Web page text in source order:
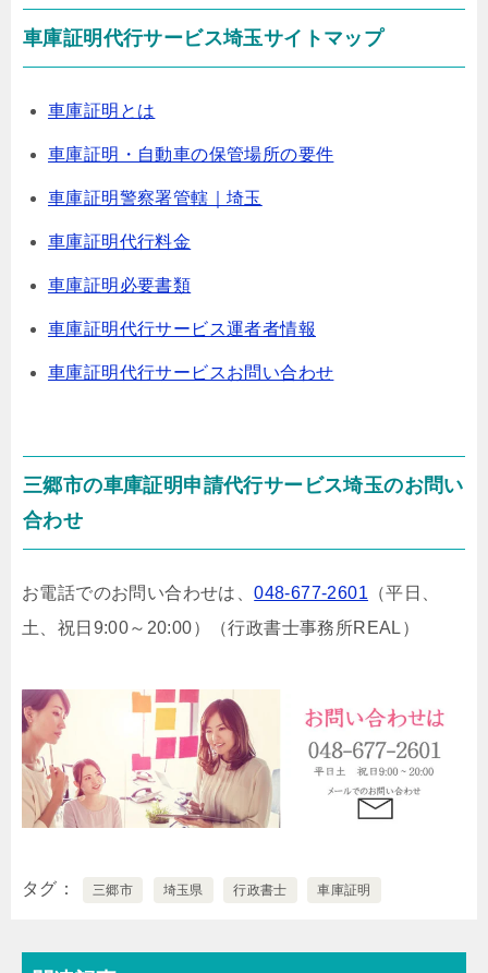
車庫証明代行サービス埼玉サイトマップ
車庫証明とは
車庫証明・自動車の保管場所の要件
車庫証明警察署管轄｜埼玉
車庫証明代行料金
車庫証明必要書類
車庫証明代行サービス運者者情報
車庫証明代行サービスお問い合わせ
三郷市の車庫証明申請代行サービス埼玉のお問い
合わせ
お電話でのお問い合わせは、048-677-2601 （平日、
土、祝日9:00～20:00）
（行政書士事務所REAL）
タグ 三郷市 埼玉県 行政書士 車庫証明